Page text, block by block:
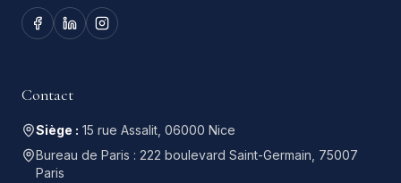
Contact
Siège : 15 rue Assalit, 06000 Nice
Bureau de Paris : 222 boulevard Saint-Germain, 75007
Paris